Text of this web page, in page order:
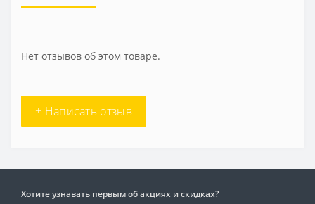
Нет отзывов об этом товаре.
+ Написать отзыв
Хотите узнавать первым об акциях и скидках?